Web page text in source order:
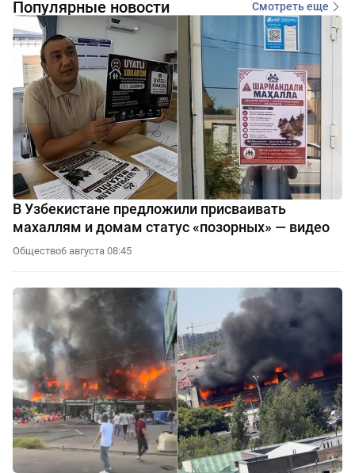
Популярные новости Смотреть еще
В Узбекистане предложили присваивать
махаллям и домам статус «позорных» — видео
Общество6 августа 08:45